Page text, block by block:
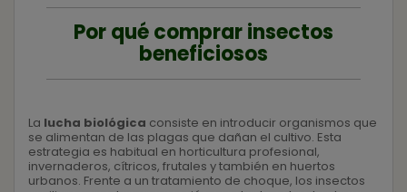
Por qué comprar insectos
beneficiosos
La lucha biológica consiste en introducir organismos que
se alimentan de las plagas que dañan el cultivo. Esta
estrategia es habitual en horticultura profesional,
invernaderos, cítricos, frutales y también en huertos
urbanos. Frente a un tratamiento de choque, los insectos